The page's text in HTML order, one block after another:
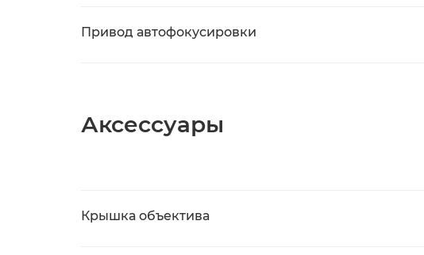
Привод автофокусировки
Аксессуары
Крышка объектива